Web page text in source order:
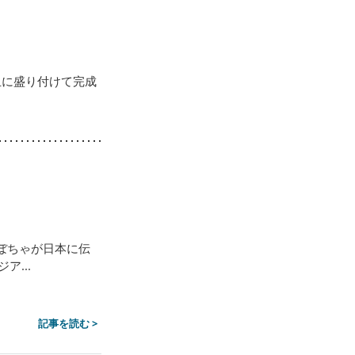
盛り付けて完成
ちゃが日本に伝
ア...
記事を読む >